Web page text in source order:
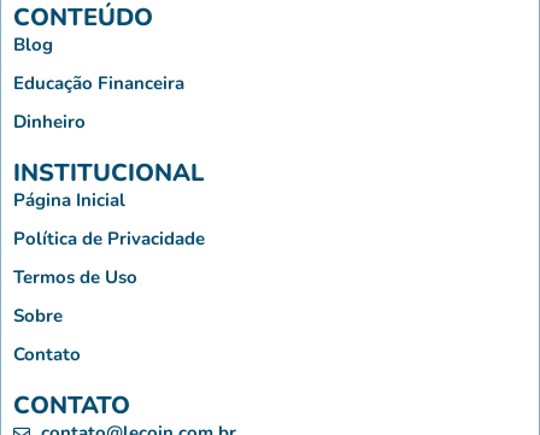
CONTEÚDO
Blog
Educação Financeira
Dinheiro
INSTITUCIONAL
Página Inicial
Política de Privacidade
Termos de Uso
Sobre
Contato
CONTATO